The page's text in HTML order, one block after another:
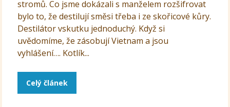
stromů. Co jsme dokázali s manželem rozšifrovat
bylo to, že destilují směsi třeba i ze skořicové kůry.
Destilátor vskutku jednoduchý. Když si
uvědomíme, že zásobují Vietnam a jsou
vyhlášení…. Kotlík...
Celý článek